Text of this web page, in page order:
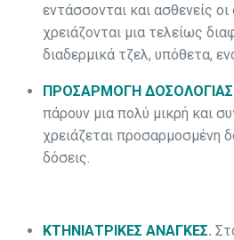
εντάσσονται και ασθενείς
χρειάζονται μια τελείως
διαδερμικά τζελ, υπόθετα,
ΠΡΟΣΑΡΜΟΓΗ ΔΟΣΟΛΟΓΙΑΣ
πάρουν μια πολύ μικρή και
χρειάζεται προσαρμοσμένη
δόσεις.
ΚΤΗΝΙΑΤΡΙΚΕΣ ΑΝΑΓΚΕΣ.